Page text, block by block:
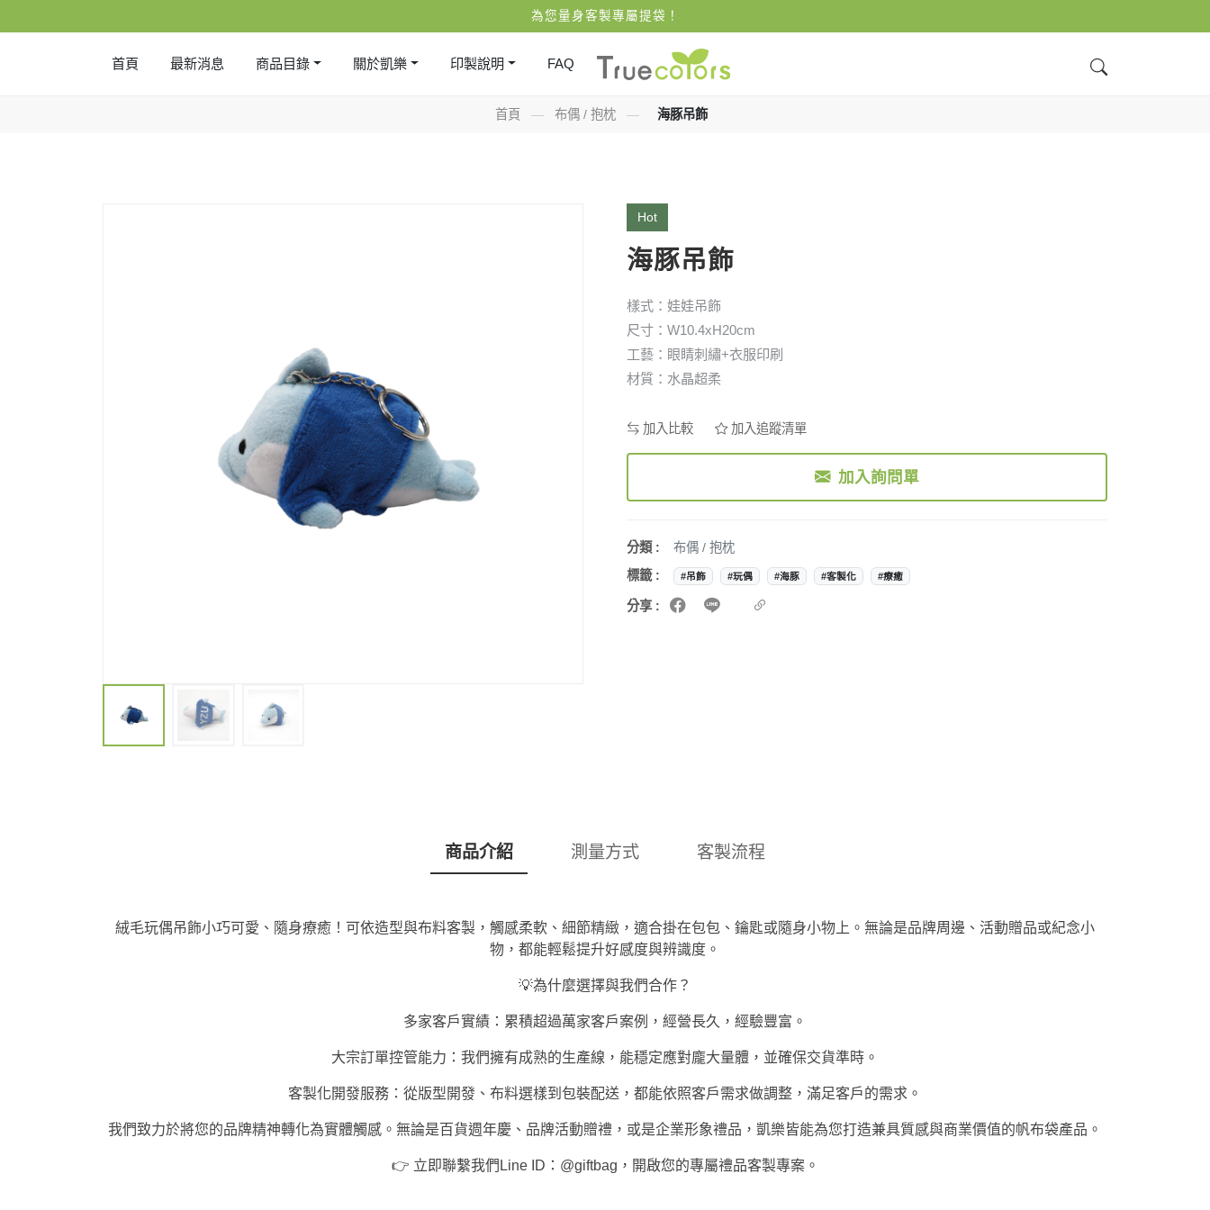
為您量身客製專屬提袋！
首頁 最新消息 商品目錄 關於凱樂 印製說明 FAQ
首頁 — 布偶 / 抱枕 — 海豚吊飾
Hot
海豚吊飾
樣式：娃娃吊飾
尺寸：W10.4xH20cm
工藝：眼睛刺繡+衣服印刷
材質：水晶超柔
加入比較 加入追蹤清單
加入詢問單
分類 :
布偶 / 抱枕
標籤 :
#吊飾 #玩偶 #海豚 #客製化 #療癒
分享 :
商品介紹 測量方式 客製流程
絨毛玩偶吊飾小巧可愛、隨身療癒！可依造型與布料客製，觸感柔軟、細節精緻，適合掛在包包、鑰匙或隨身小物上。無論是品牌周邊、活動贈品或紀念小
物，都能輕鬆提升好感度與辨識度。
💡為什麼選擇與我們合作？
多家客戶實績：累積超過萬家客戶案例，經營長久，經驗豐富。
大宗訂單控管能力：我們擁有成熟的生產線，能穩定應對龐大量體，並確保交貨準時。
客製化開發服務：從版型開發、布料選樣到包裝配送，都能依照客戶需求做調整，滿足客戶的需求。
我們致力於將您的品牌精神轉化為實體觸感。無論是百貨週年慶、品牌活動贈禮，或是企業形象禮品，凱樂皆能為您打造兼具質感與商業價值的帆布袋產品。
👉 立即聯繫我們Line ID：@giftbag，開啟您的專屬禮品客製專案。